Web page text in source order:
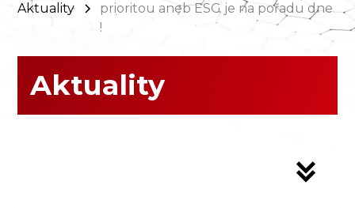
Aktuality
prioritou aneb ESG je na pořadu dne
!
Aktuality